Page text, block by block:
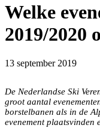
Welke
2019/2020
13 september 2019
De Nederlandse Ski
groot aantal
borstelbanen als in de
evenement plaatsvinden